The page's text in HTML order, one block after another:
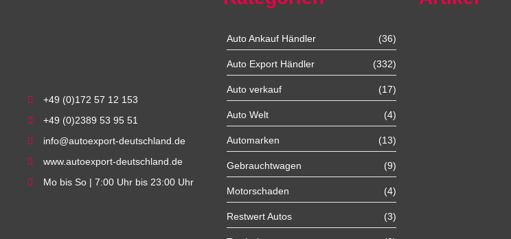
+49 (0)172 57 12 153
+49 (0)2389 53 95 51
info@autoexport-deutschland.de
www.autoexport-deutschland.de
Mo bis So | 7:00 Uhr bis 23:00 Uhr
Auto Ankauf Händler (36)
Auto Export Händler (332)
Auto verkauf (17)
Auto Welt (4)
Automarken (13)
Gebrauchtwagen (9)
Motorschaden (4)
Restwert Autos (3)